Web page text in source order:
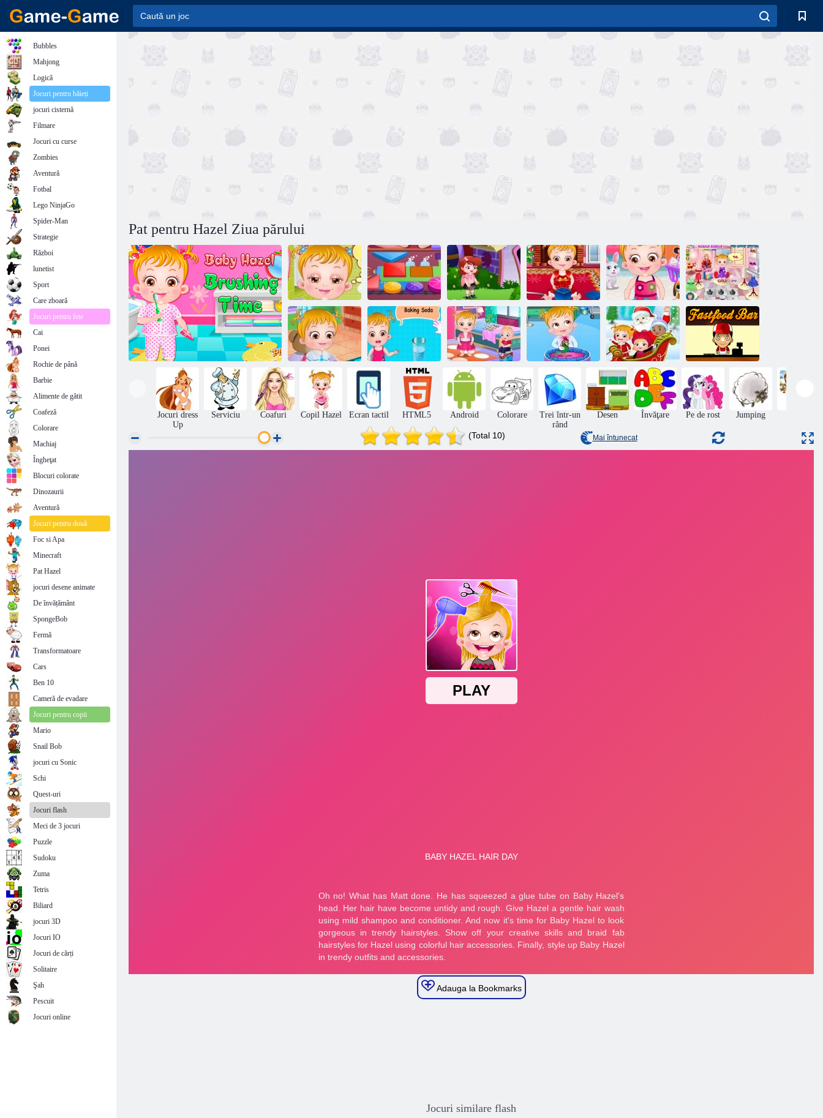
Pat pentru Hazel Ziua părului
Copilul de
culcare Hazel
Hazel copil
Invata Forme
Hazel copil în
grădiniță
Copil Hazel
Timp de Crăciun
Copil Hazel
curățare Timp
Copil Hazel
floare fata
Copii Hazel
Learn Vehicule
Pat Hazel Știință
Fair Play
Pat Hazel: O zi
la grădiniță
Pat Hazel:
veterinar
Pat Hazel
Craciun Surpriza
Bar fast-food
Jocuri dress
Up
Serviciu Coafuri Copil Hazel Ecran tactil HTML5 Android Colorare
Trei într-un
rând
Desen Învăţare Pe de rost Jumping
(Total 10) Mai întunecat
Adauga la Bookmarks
Jocuri similare flash
Bubbles
Mahjong
Logică
Jocuri pentru băieți
jocuri cisternă
Filmare
Jocuri cu curse
Zombies
Aventură
Fotbal
Lego NinjaGo
Spider-Man
Strategie
Război
lunetist
Sport
Care zboară
Jocuri pentru fete
Cai
Ponei
Rochie de până
Barbie
Alimente de gătit
Coafeză
Colorare
Machiaj
Îngheţat
Blocuri colorate
Dinozaurii
Aventură
Jocuri pentru două
Foc si Apa
Minecraft
Pat Hazel
jocuri desene animate
De învățământ
SpongeBob
Fermă
Transformatoare
Cars
Ben 10
Cameră de evadare
Jocuri pentru copii
Mario
Snail Bob
jocuri cu Sonic
Schi
Quest-uri
Jocuri flash
Meci de 3 jocuri
Puzzle
Sudoku
Zuma
Tetris
Biliard
jocuri 3D
Jocuri IO
Jocuri de cărți
Solitaire
Şah
Pescuit
Jocuri online